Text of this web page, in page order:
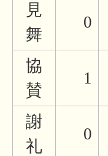
見
舞
0
協
賛
1
謝
礼
0